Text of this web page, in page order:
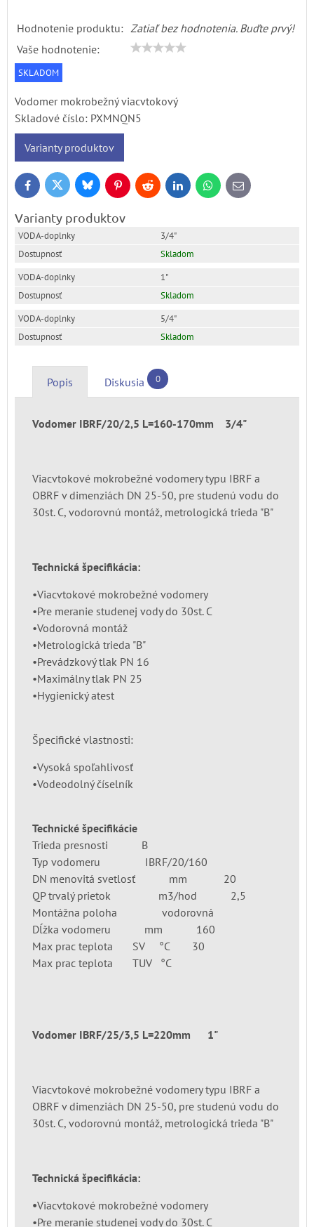
Hodnotenie produktu: Zatiaľ bez hodnotenia. Buďte prvý!
Vaše hodnotenie:
SKLADOM
Vodomer mokrobežný viacvtokový
Skladové číslo: PXMNQN5
Varianty produktov
FacebookTwitter BlueskyPinterestReddit LinkedInWhatsApp
E-
mail
Varianty produktov
3/4"
Skladom
1"
Skladom
5/4"
Skladom
Popis Diskusia 0
Vodomer IBRF/20/2,5 L=160-170mm 3/4"
Viacvtokové mokrobežné vodomery typu IBRF a
OBRF v dimenziách DN 25-50, pre studenú vodu do
30st. C, vodorovnú montáž, metrologická trieda "B"
Technická špecifikácia:
•Viacvtokové mokrobežné vodomery
•Pre meranie studenej vody do 30st. C
•Vodorovná montáž
•Metrologická trieda "B"
•Prevádzkový tlak PN 16
•Maximálny tlak PN 25
•Hygienický atest
Špecifické vlastnosti:
•Vysoká spoľahlivosť
•Vodeodolný číselník
Technické špecifikácie
Trieda presnosti B
Typ vodomeru IBRF/20/160
DN menovitá svetlosť mm 20
QP trvalý prietok m3/hod 2,5
Montážna poloha vodorovná
Dĺžka vodomeru mm 160
Max prac teplota SV °C 30
Max prac teplota TUV °C
Vodomer IBRF/25/3,5 L=220mm 1"
Viacvtokové mokrobežné vodomery typu IBRF a
OBRF v dimenziách DN 25-50, pre studenú vodu do
30st. C, vodorovnú montáž, metrologická trieda "B"
Technická špecifikácia:
•Viacvtokové mokrobežné vodomery
•Pre meranie studenej vody do 30st. C